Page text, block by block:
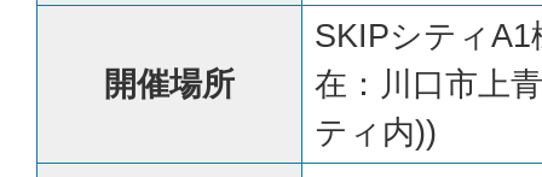
開催場所
SKIPシティA1
在：川口市上
ティ内))